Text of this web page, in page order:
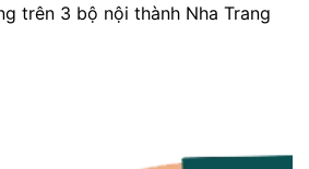
trên 3 bộ nội thành Nha Trang